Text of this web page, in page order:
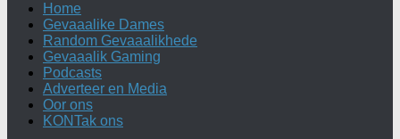
Home
Gevaaalike Dames
Random Gevaaalikhede
Gevaaalik Gaming
Podcasts
Adverteer en Media
Oor ons
KONTak ons